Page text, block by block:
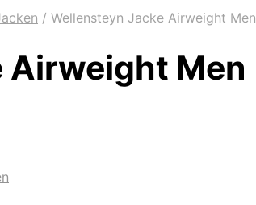
/ Wellensteyn Jacke Airweight Men
Airweight Men